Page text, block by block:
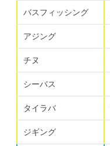
バスフィッシング
アジング
チヌ
シーバス
タイラバ
ジギング